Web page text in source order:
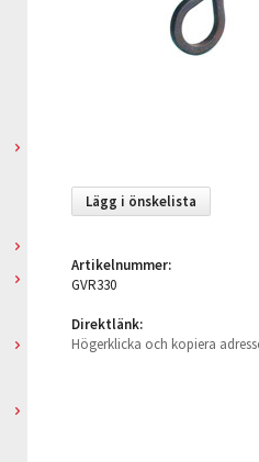
Lägg i önskelista
Artikelnummer:
GVR330
Direktlänk:
Högerklicka och kopiera